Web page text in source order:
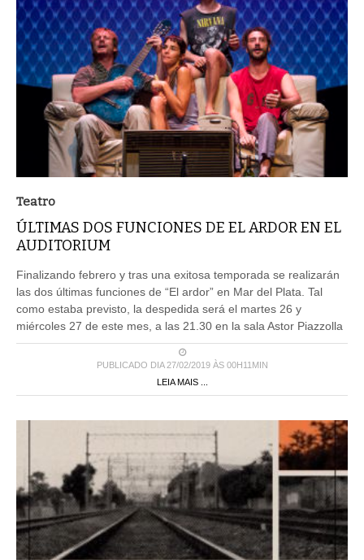
Teatro
ÚLTIMAS DOS FUNCIONES DE EL ARDOR EN EL
AUDITORIUM
Finalizando febrero y tras una exitosa temporada se realizarán
las dos últimas funciones de “El ardor” en Mar del Plata. Tal
como estaba previsto, la despedida será el martes 26 y
miércoles 27 de este mes, a las 21.30 en la sala Astor Piazzolla
PUBLICADO DIA 27/02/2019 ÀS 00H11MIN
LEIA MAIS ...